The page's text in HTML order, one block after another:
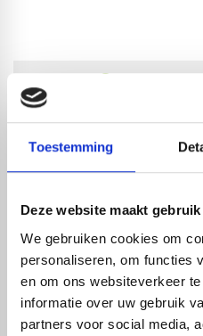
Toestemming
Deze website maakt
We gebruiken cookies om
personaliseren, om functies
en om ons websiteverkeer
informatie over uw gebruik
partners voor social media,
check_circle
check_circle Leverancier met
HANDIG OM ER BIJ TE